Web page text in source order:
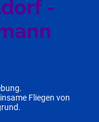
-
Fliegen von